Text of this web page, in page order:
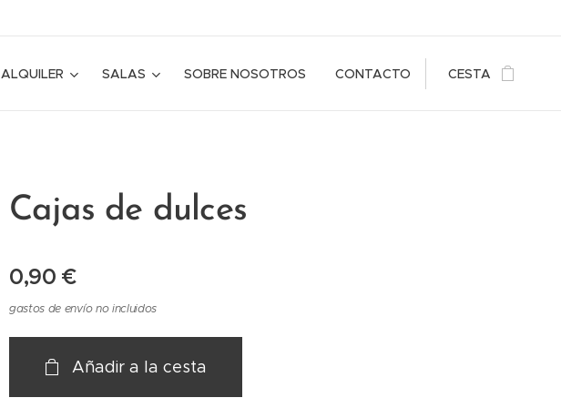
ALQUILER SALAS SOBRE NOSOTROS CONTACTO CESTA
Cajas de dulces
0,90 €
gastos de envío no incluidos
Añadir a la cesta